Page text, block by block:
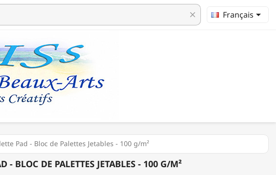
clear Français
Pad - Bloc de Palettes Jetables - 100 g/m²
- BLOC DE PALETTES JETABLES - 100 G/M²